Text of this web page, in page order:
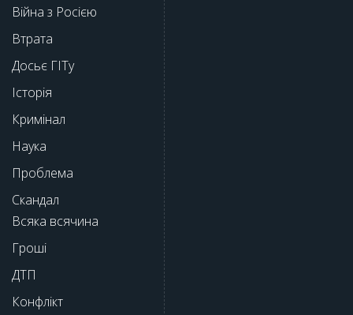
Війна з Росією
Втрата
Досьє ГІТу
Історія
Кримінал
Наука
Проблема
Скандал
Всяка всячина
Гроші
ДТП
Конфлікт